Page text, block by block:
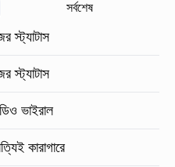
সর্বশেষ
স্ট্যাটাস
স্ট্যাটাস
ভাইরাল
কারাগারে